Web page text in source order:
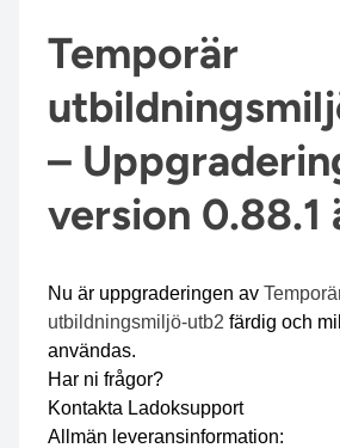
Temporär
–
version 0.88.1
Nu är uppgraderingen av
utbildningsmiljö-utb2 färdig och
användas.
Har ni frågor?
Kontakta Ladoksupport
Allmän leveransinformation: